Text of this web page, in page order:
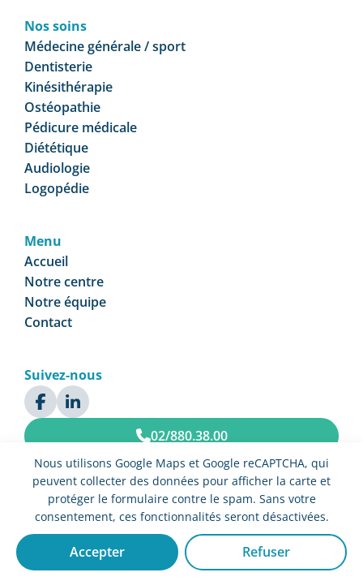
Nous utilisons Google Maps et Google reCAPTCHA, qui
peuvent collecter des données pour afficher la carte et
protéger le formulaire contre le spam. Sans votre
consentement, ces fonctionnalités seront désactivées.
Accepter Refuser
Nos soins
Médecine générale / sport
Dentisterie
Kinésithérapie
Ostéopathie
Pédicure médicale
Diététique
Audiologie
Logopédie
Menu
Accueil
Notre centre
Notre équipe
Contact
Suivez-nous
02/880.38.00
Prendre rendez-vous
© Centre Médical Ciceron 2025 Tous droits réservés –Politique de
confidentialité et gestion des cookies